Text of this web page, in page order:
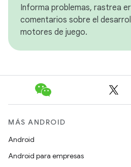
Informa problemas, rastrea
comentarios sobre el
motores de juego.
MÁS ANDROID
Android
Android para empresas